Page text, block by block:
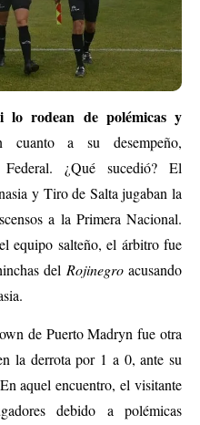
lo rodean de polémicas y
a su desempeño,
¿Qué sucedió? El
y Tiro de Salta jugaban la
a la Primera Nacional.
equipo salteño, el árbitro fue
del Rojinegroacusando
de Puerto Madryn fue otra
la derrota por 1 a 0, ante su
aquel encuentro, el visitante
debido a polémicas